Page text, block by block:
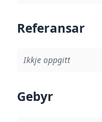
Referansar
Ikkje oppgitt
Gebyr